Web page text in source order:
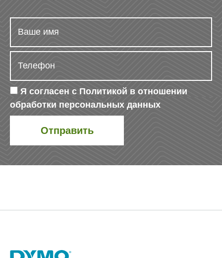
Я согласен с Политикой в отношении
обработки персональных данных